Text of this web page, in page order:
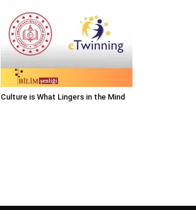
Culture is What Lingers in the Mind